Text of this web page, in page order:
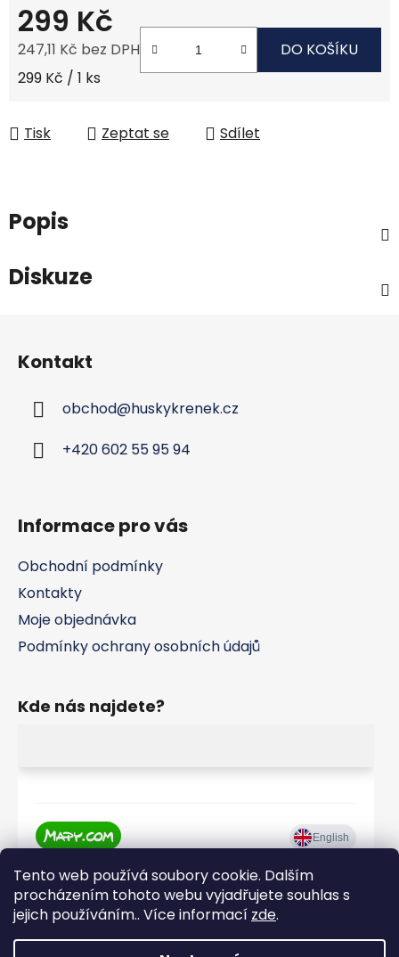
Tento web používá soubory cookie. Dalším
procházením tohoto webu vyjadřujete souhlas s
jejich používáním.. Více informací zde.
299 Kč
247,11 Kč bez DPH
Měrná cena:
299 Kč / 1 ks
DO KOŠÍKU
Tisk Zeptat se Sdílet
Popis
Diskuze
Kontakt
obchod@huskykrenek.cz
+420 602 55 95 94
Informace pro vás
Obchodní podmínky
Kontakty
Moje objednávka
Podmínky ochrany osobních údajů
Kde nás najdete?